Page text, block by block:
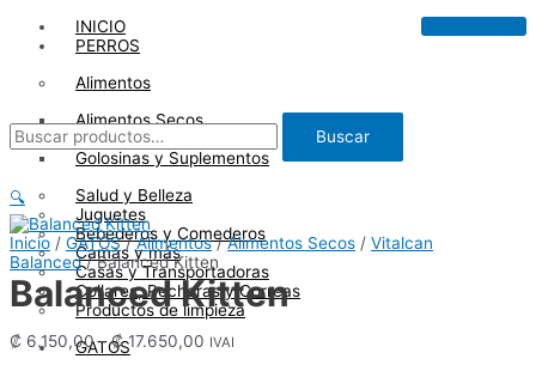
INICIO
PERROS
Alimentos
Alimentos Secos
Alimentos Húmedos
Golosinas y Suplementos
Salud y Belleza
Juguetes
Bebederos y Comederos
Camas y más
Casas y Transportadoras
Collares, Pecheras y Correas
Productos de limpieza
GATOS
Buscar
por:
Buscar
🔍
Inicio / GATOS/Alimentos/Alimentos Secos / Vitalcan
Balanced/ Balanced Kitten
Balanced Kitten
₡ 6.150,00 - ₡17.650,00 Rango
IVAI